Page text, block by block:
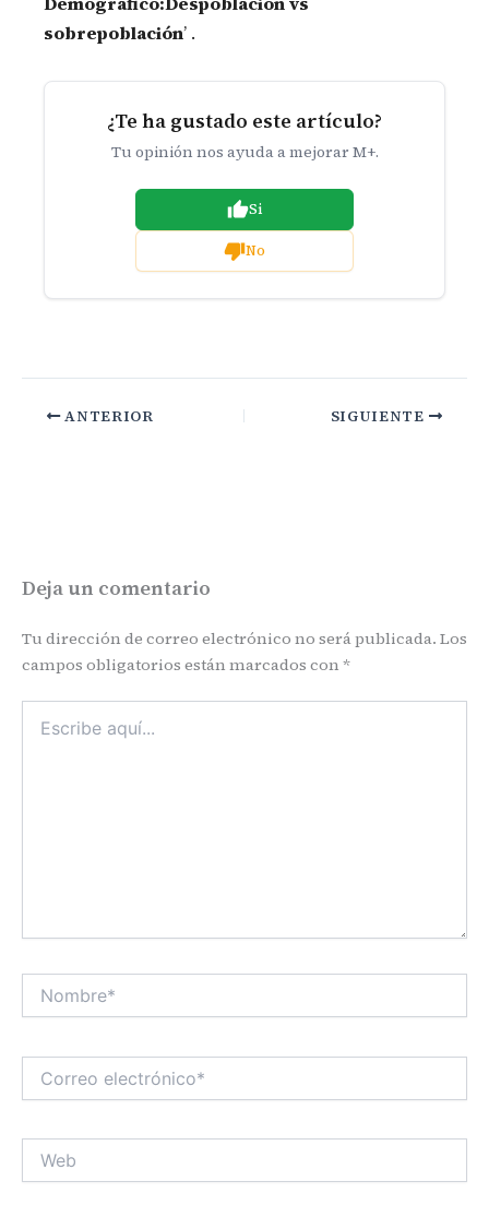
sobrepoblación’ .
¿Te ha gustado este artículo?
Tu opinión nos ayuda a mejorar M+.
Si
No
ANTERIOR SIGUIENTE
Deja un comentario
Tu dirección de correo electrónico no será publicada. Los
campos obligatorios están marcados con *
aquí...
Nombre*
electrónico*
Web